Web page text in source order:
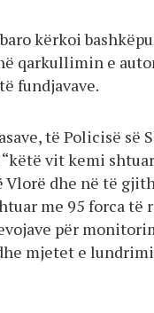
kërkoi
qarkullimin e
fundjavave.
të Policisë
vit kemi
Vlorë dhe në të
me 95 forca
për
mjetet e